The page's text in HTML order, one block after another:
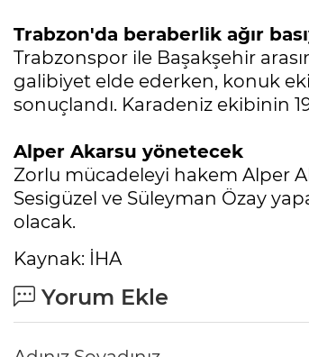
Trabzon'da beraberlik ağır
Trabzonspor ile Başakşehir
galibiyet elde ederken, konuk
sonuçlandı. Karadeniz ekibinin
Alper Akarsu yönetecek
Zorlu mücadeleyi hakem Alper
Sesigüzel ve Süleyman Özay
olacak.
Kaynak: İHA
Yorum Ekle